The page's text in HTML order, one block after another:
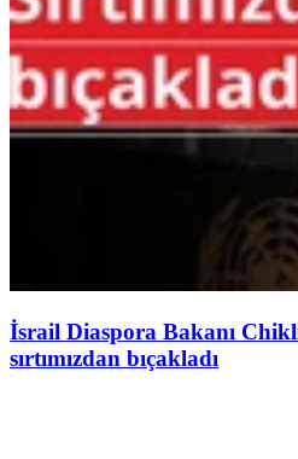
İsrail Diaspora Bakanı
sırtımızdan bıçakladı